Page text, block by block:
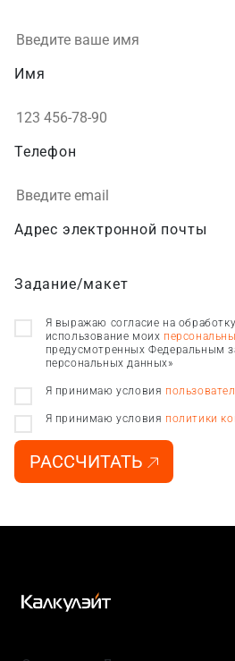
Имя
Телефон
Адрес электронной почты
Задание/макет
Я выражаю согласие на
использование моих
предусмотренных Федеральным
персональных данных»
Я принимаю условия
Я принимаю условия политики
РАССЧИТАТЬ